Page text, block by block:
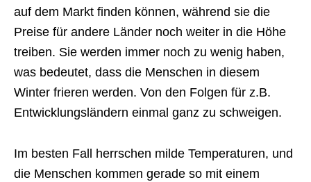
auf dem Markt finden können, während sie die
Preise für andere Länder noch weiter in die Höhe
treiben. Sie werden immer noch zu wenig haben,
was bedeutet, dass die Menschen in diesem
Winter frieren werden. Von den Folgen für z.B.
Entwicklungsländern einmal ganz zu schweigen.
Im besten Fall herrschen milde Temperaturen, und
die Menschen kommen gerade so mit einem